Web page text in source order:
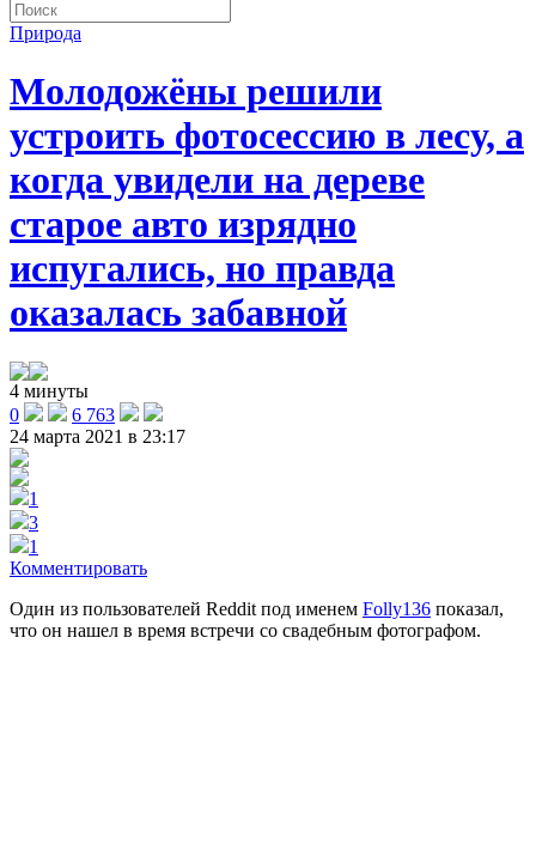
Природа
Молодожёны решили
устроить фотосессию в лесу, а
когда увидели на дереве
старое авто изрядно
испугались, но правда
оказалась забавной
4 минуты
0
6 763
24 марта 2021 в 23:17
1
3
1
Комментировать
Один из пользователей Reddit под именем Folly136 показал,
что он нашел в время встречи со свадебным фотографом.